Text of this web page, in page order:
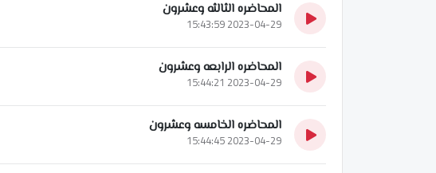
المحاضره الثالثه وعشرون
2023-04-29 15:43:59
المحاضره الرابعه وعشرون
2023-04-29 15:44:21
المحاضره الخامسه وعشرون
2023-04-29 15:44:45